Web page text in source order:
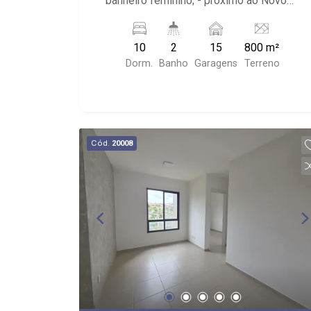
10
Dorm.
2
Banho
15
Garagens
800 m²
Terreno
Cód. 20008